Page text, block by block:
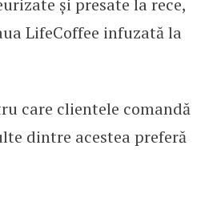
LifeCoffee infuzată la
care clientele comandă
dintre acestea preferă